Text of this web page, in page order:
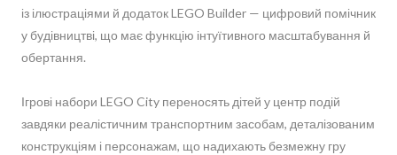
із ілюстраціями й додаток LEGO Builder — цифровий помічник
у будівництві, що має функцію інтуїтивного масштабування й
обертання.
Ігрові набори LEGO City переносять дітей у центр подій
завдяки реалістичним транспортним засобам, деталізованим
конструкціям і персонажам, що надихають безмежну гру